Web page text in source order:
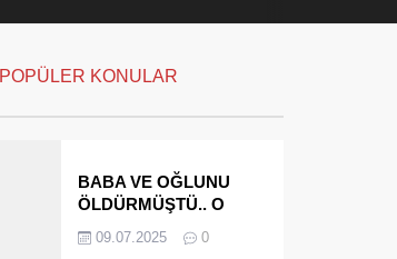
POPÜLER KONULAR
BABA VE OĞLUNU
ÖLDÜRMÜŞTÜ.. O
MİRASÇILARI
09.07.2025 0